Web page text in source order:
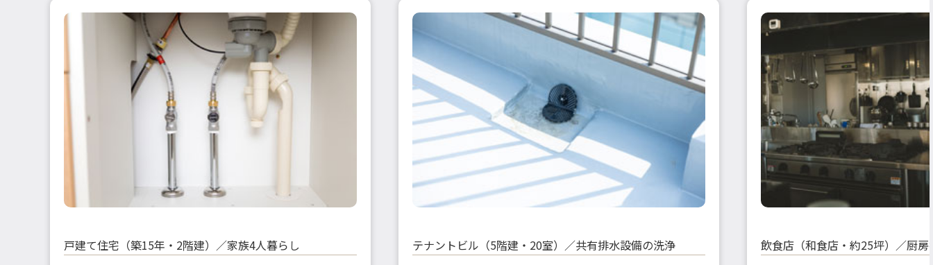
戸建て住宅（築15年・2階建）／家族4人暮らし テナントビル（5階建・20室）／共有排水設備の洗浄 飲食店（和食店・約25坪）／厨